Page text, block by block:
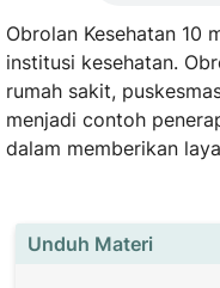
Obrolan Kesehatan 10
institusi kesehatan.
rumah sakit,
menjadi contoh
dalam memberikan
Unduh Materi